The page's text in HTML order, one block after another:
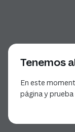
Tenemos
En este
página y